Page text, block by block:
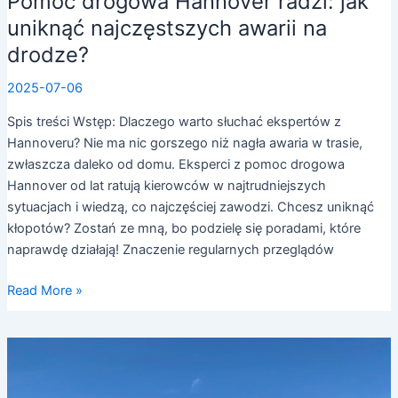
uniknąć najczęstszych awarii na
drodze?
2025-07-06
Spis treści Wstęp: Dlaczego warto słuchać ekspertów z
Hannoveru? Nie ma nic gorszego niż nagła awaria w trasie,
zwłaszcza daleko od domu. Eksperci z pomoc drogowa
Hannover od lat ratują kierowców w najtrudniejszych
sytuacjach i wiedzą, co najczęściej zawodzi. Chcesz uniknąć
kłopotów? Zostań ze mną, bo podzielę się poradami, które
naprawdę działają! Znaczenie regularnych przeglądów
Read More »